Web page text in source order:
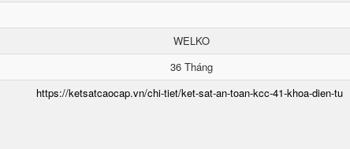
WELKO
36 Tháng
https://ketsatcaocap.vn/chi-tiet/ket-sat-an-toan-kcc-41-khoa-dien-tu